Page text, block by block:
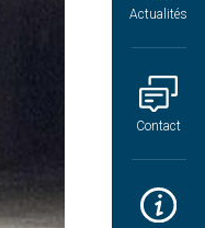
Actualités
Contact